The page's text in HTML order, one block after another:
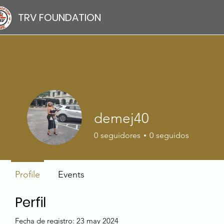
TRV FOUNDATION
Perfil
Fecha de registro: 23 may 2024
demej40
0 seguidores 0 seguidos
Profile Events